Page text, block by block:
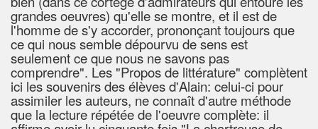
grandes oeuvres) qu'elle se montre, et il est de
l'homme de s'y accorder, prononçant toujours que
ce qui nous semble dépourvu de sens est
seulement ce que nous ne savons pas
comprendre". Les "Propos de littérature" complètent
ici les souvenirs des élèves d'Alain: celui-ci pour
assimiler les auteurs, ne connaît d'autre méthode
que la lecture répétée de l'oeuvre complète: il